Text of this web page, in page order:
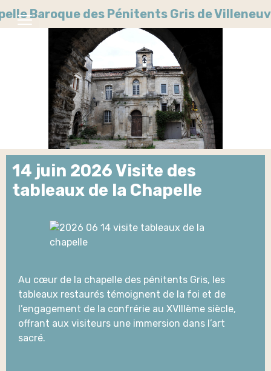
Baroque des Pénitents Gris de
14 juin 2026 Visite des
tableaux de la Chapelle
Au cœur de la chapelle des pénitents Gris, les
tableaux restaurés témoignent de la foi et de
l’engagement de la confrérie au XVIIIème siècle,
offrant aux visiteurs une immersion dans l’art
sacré.